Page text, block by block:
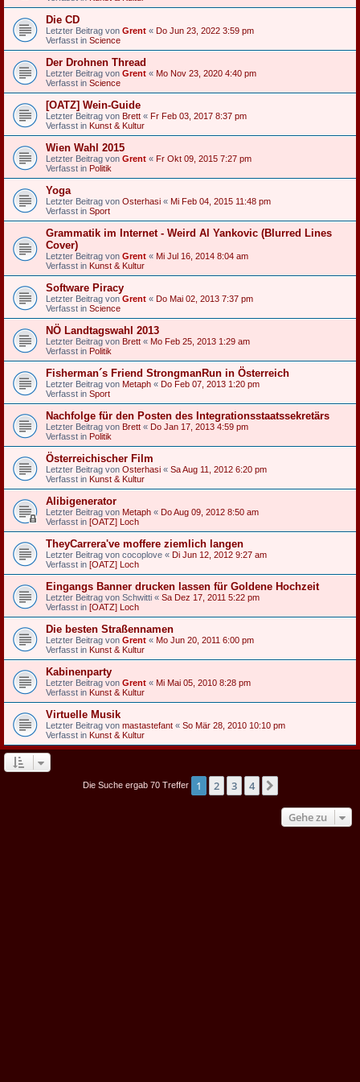
Die CD
Letzter Beitrag von Grent « Do Jun 23, 2022 3:59 pm
Verfasst in Science
Der Drohnen Thread
Letzter Beitrag von Grent « Mo Nov 23, 2020 4:40 pm
Verfasst in Science
[OATZ] Wein-Guide
Letzter Beitrag von Brett « Fr Feb 03, 2017 8:37 pm
Verfasst in Kunst & Kultur
Wien Wahl 2015
Letzter Beitrag von Grent « Fr Okt 09, 2015 7:27 pm
Verfasst in Politik
Yoga
Letzter Beitrag von Osterhasi « Mi Feb 04, 2015 11:48 pm
Verfasst in Sport
Grammatik im Internet - Weird Al Yankovic (Blurred Lines
Cover)
Letzter Beitrag von Grent « Mi Jul 16, 2014 8:04 am
Verfasst in Kunst & Kultur
Software Piracy
Letzter Beitrag von Grent « Do Mai 02, 2013 7:37 pm
Verfasst in Science
NÖ Landtagswahl 2013
Letzter Beitrag von Brett « Mo Feb 25, 2013 1:29 am
Verfasst in Politik
Fisherman´s Friend StrongmanRun in Österreich
Letzter Beitrag von Metaph « Do Feb 07, 2013 1:20 pm
Verfasst in Sport
Nachfolge für den Posten des Integrationsstaatssekretärs
Letzter Beitrag von Brett « Do Jan 17, 2013 4:59 pm
Verfasst in Politik
Österreichischer Film
Letzter Beitrag von Osterhasi « Sa Aug 11, 2012 6:20 pm
Verfasst in Kunst & Kultur
Alibigenerator
Letzter Beitrag von Metaph « Do Aug 09, 2012 8:50 am
Verfasst in [OATZ] Loch
TheyCarrera've moffere ziemlich langen
Letzter Beitrag von cocoplove « Di Jun 12, 2012 9:27 am
Verfasst in [OATZ] Loch
Eingangs Banner drucken lassen für Goldene Hochzeit
Letzter Beitrag von Schwitti « Sa Dez 17, 2011 5:22 pm
Verfasst in [OATZ] Loch
Die besten Straßennamen
Letzter Beitrag von Grent « Mo Jun 20, 2011 6:00 pm
Verfasst in Kunst & Kultur
Kabinenparty
Letzter Beitrag von Grent « Mi Mai 05, 2010 8:28 pm
Verfasst in Kunst & Kultur
Virtuelle Musik
Letzter Beitrag von mastastefant « So Mär 28, 2010 10:10 pm
Verfasst in Kunst & Kultur
Die Suche ergab 70 Treffer 1 2 3 4
Gehe zu